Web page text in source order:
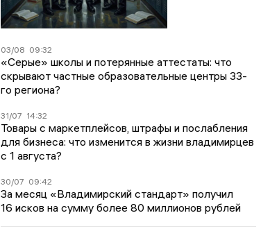
03/08 09:32
«Серые» школы и потерянные аттестаты: что
скрывают частные образовательные центры 33-
го региона?
31/07 14:32
Товары с маркетплейсов, штрафы и послабления
для бизнеса: что изменится в жизни владимирцев
с 1 августа?
30/07 09:42
За месяц «Владимирский стандарт» получил
16 исков на сумму более 80 миллионов рублей